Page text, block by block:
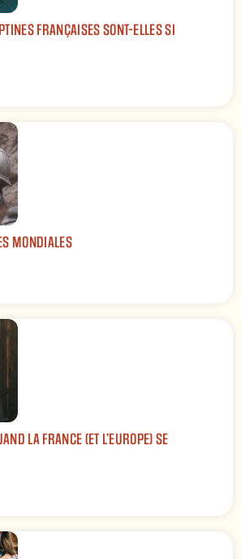
FRANÇAISES SONT-ELLES SI
MONDIALES
LA FRANCE (ET L’EUROPE) SE